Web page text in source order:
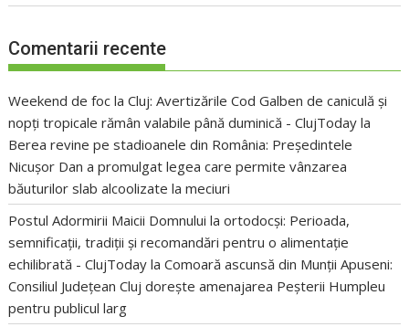
Comentarii recente
Weekend de foc la Cluj: Avertizările Cod Galben de caniculă și
nopți tropicale rămân valabile până duminică - ClujToday la
Berea revine pe stadioanele din România: Președintele
Nicușor Dan a promulgat legea care permite vânzarea
băuturilor slab alcoolizate la meciuri
Postul Adormirii Maicii Domnului la ortodocși: Perioada,
semnificații, tradiții și recomandări pentru o alimentație
echilibrată - ClujToday laComoară ascunsă din Munții Apuseni:
Consiliul Județean Cluj dorește amenajarea Peșterii Humpleu
pentru publicul larg